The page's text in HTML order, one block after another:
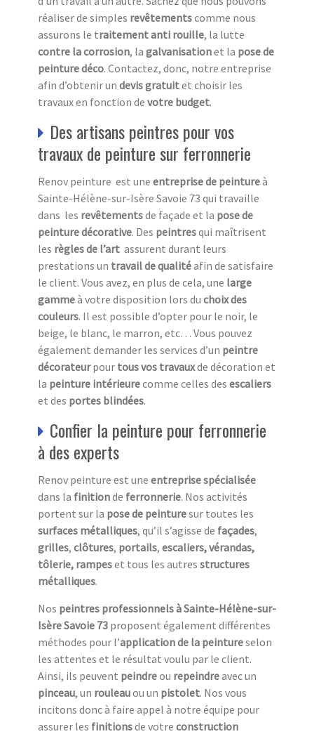
réaliser de simples revêtementscomme nous
assurons le traitement anti rouille, la lutte
contre la corrosion, la galvanisationet la pose de
peinture déco. Contactez, donc, notre entreprise
afin d’obtenir un devisgratuitet choisir les
travaux en fonction de votre budget.
Des artisans peintres pour vos
travaux de peinture sur ferronnerie
Renov peinture est une entreprise de peintureà
Sainte-Hélène-sur-Isère Savoie 73 qui travaille
dans les revêtementsde façade et la pose de
peinture décorative. Des peintresqui maîtrisent
les règles de l’art assurent durant leurs
prestations un travail de qualitéafin de satisfaire
le client. Vous avez, en plus de cela, une large
gammeà votre disposition lors du choix des
couleurs. Il est possible d’opter pour le noir, le
beige, le blanc, le marron, etc… Vous pouvez
également demander les services d’un peintre
décorateurpour tous vos travauxde décoration et
la peinture intérieurecomme celles des escaliers
et des portes blindées.
Confier la peinture pour ferronnerie
à des experts
Renov peinture est une entreprise spécialisée
dans la finitionde ferronnerie. Nos activités
portent sur la pose de peinturesur toutes les
surfaces métalliques, qu’il s’agisse de façades,
grilles, clôtures, portails, escaliers,vérandas,
tôlerie, rampeset tous les autres structures
métalliques.
Nos peintres professionnels à Sainte-Hélène-sur-
Isère Savoie 73 proposent également différentes
méthodes pour l’application de la peintureselon
les attentes et le résultat voulu par le client.
Ainsi, ils peuvent peindreou repeindreavec un
pinceau, un rouleauou un pistolet. Nos vous
incitons donc à faire appel à notre équipe pour
assurer les finitionsde votre construction